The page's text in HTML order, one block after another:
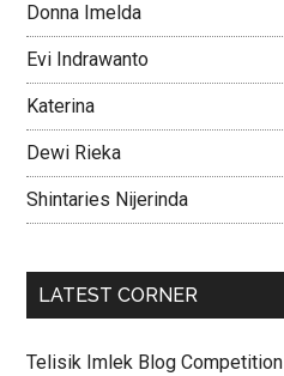
Donna Imelda
Evi Indrawanto
Katerina
Dewi Rieka
Shintaries Nijerinda
LATEST CORNER
Telisik Imlek Blog Competition